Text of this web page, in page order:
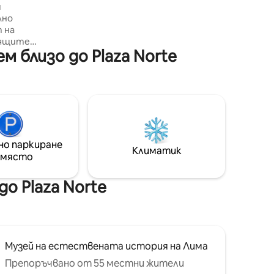
на
на
и
система, която ще ви позволи да
планирате посещенията си.
близо до Plaza Norte
паркиране
място
Климатик
Plaza Norte
Музей на естествената история на Лима
Препоръчвано от 55 местни жители